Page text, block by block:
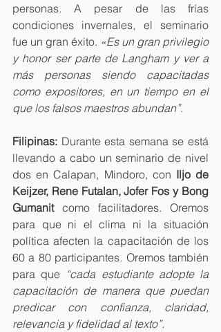
personas. A pesar de las frías
condiciones invernales, el seminario
fue un gran éxito. «Es un gran privilegio
y honor ser parte de Langham y ver a
más personas siendo capacitadas
como expositores, en un tiempo en el
que los falsos maestros abundan”.
Filipinas: Durante esta semana se está
llevando a cabo un seminario de nivel
dos en Calapan, Mindoro, con Iljo de
Keijzer, Rene Futalan, Jofer Fos y Bong
Gumanit como facilitadores. Oremos
para que ni el clima ni la situación
política afecten la capacitación de los
60 a 80 participantes. Oremos también
para que “cada estudiante adopte la
capacitación de manera que puedan
predicar con confianza, claridad,
relevancia y fidelidad al texto”.